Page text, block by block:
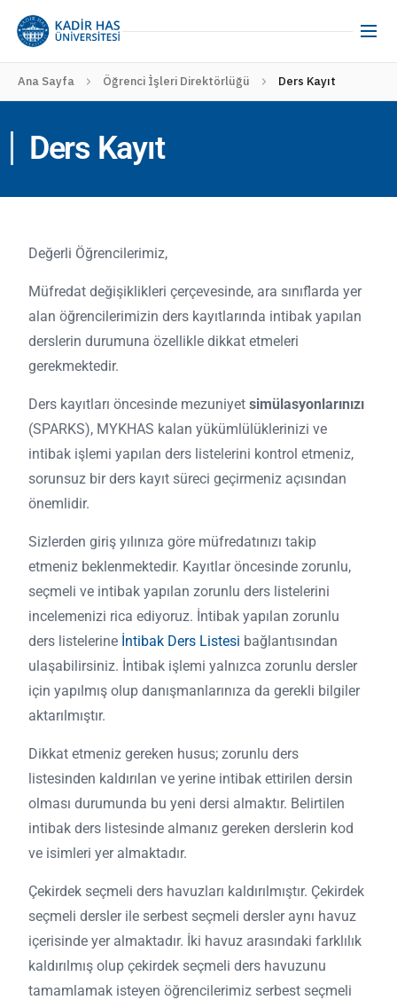
Ana Sayfa Öğrenci İşleri Direktörlüğü Ders Kayıt
Ders Kayıt
Değerli Öğrencilerimiz,
Müfredat değişiklikleri çerçevesinde, ara sınıflarda yer
alan öğrencilerimizin ders kayıtlarında intibak yapılan
derslerin durumuna özellikle dikkat etmeleri
gerekmektedir.
Ders kayıtları öncesinde mezuniyet simülasyonlarınızı
(SPARKS), MYKHAS kalan yükümlülüklerinizi ve
intibak işlemi yapılan ders listelerini kontrol etmeniz,
sorunsuz bir ders kayıt süreci geçirmeniz açısından
önemlidir.
Sizlerden giriş yılınıza göre müfredatınızı takip
etmeniz beklenmektedir. Kayıtlar öncesinde zorunlu,
seçmeli ve intibak yapılan zorunlu ders listelerini
incelemenizi rica ediyoruz. İntibak yapılan zorunlu
ders listelerine İntibak Ders Listesi bağlantısından
ulaşabilirsiniz. İntibak işlemi yalnızca zorunlu dersler
için yapılmış olup danışmanlarınıza da gerekli bilgiler
aktarılmıştır.
Dikkat etmeniz gereken husus; zorunlu ders
listesinden kaldırılan ve yerine intibak ettirilen dersin
olması durumunda bu yeni dersi almaktır. Belirtilen
intibak ders listesinde almanız gereken derslerin kod
ve isimleri yer almaktadır.
Çekirdek seçmeli ders havuzları kaldırılmıştır. Çekirdek
seçmeli dersler ile serbest seçmeli dersler aynı havuz
içerisinde yer almaktadır. İki havuz arasındaki farklılık
kaldırılmış olup çekirdek seçmeli ders havuzunu
tamamlamak isteyen öğrencilerimiz serbest seçmeli